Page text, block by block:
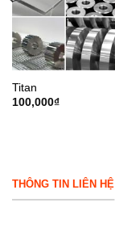
Titan
100,000₫
THÔNG TIN LIÊN HỆ